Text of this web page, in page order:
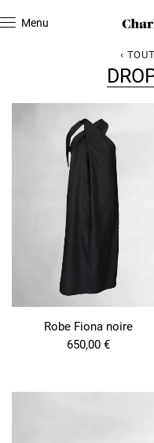
Menu
‹
Robe Fiona noire
650,00 €